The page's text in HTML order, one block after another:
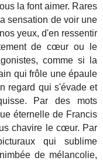
la font aimer. Rares
sensation de voir une
yeux, d'en ressentir
de cœur ou le
comme si la
qui frôle une épaule
regard qui s'évade et
Par des mots
éternelle de Francis
chavire le cœur. Par
qui sublime
de mélancolie,